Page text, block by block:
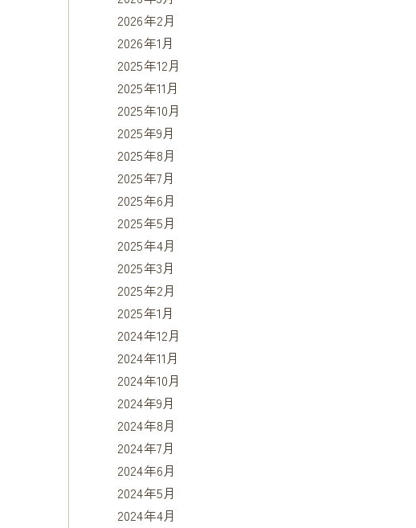
2026年2月
2026年1月
2025年12月
2025年11月
2025年10月
2025年9月
2025年8月
2025年7月
2025年6月
2025年5月
2025年4月
2025年3月
2025年2月
2025年1月
2024年12月
2024年11月
2024年10月
2024年9月
2024年8月
2024年7月
2024年6月
2024年5月
2024年4月